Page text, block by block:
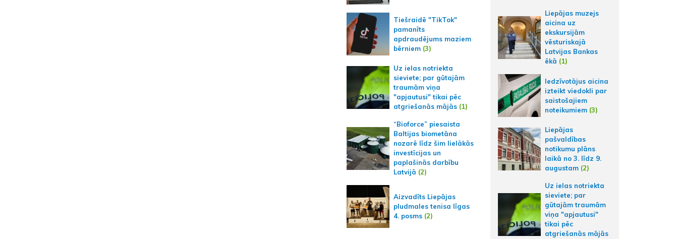
Tiešraidē "TikTok"
pamanīts
apdraudējums maziem
bērniem(3)
Uz ielas notriekta
sieviete; par gūtajām
traumām viņa
"apjautusi" tikai pēc
atgriešanās mājās(1)
“Bioforce” piesaista
Baltijas biometāna
nozarē līdz šim lielākās
investīcijas un
paplašinās darbību
Latvijā (2)
Aizvadīts Liepājas
pludmales tenisa līgas
4. posms(2)
Liepājas muzejs
aicina uz
ekskursijām
vēsturiskajā
Latvijas Bankas
ēkā (1)
Iedzīvotājus aicina
izteikt viedokli par
saistošajiem
noteikumiem (3)
Liepājas
pašvaldības
notikumu plāns
laikā no 3. līdz 9.
augustam (2)
Uz ielas notriekta
sieviete; par
gūtajām traumām
viņa "apjautusi"
tikai pēc
atgriešanās mājās